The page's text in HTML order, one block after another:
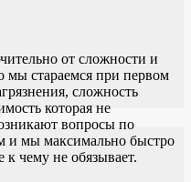
от сложности и
мы стараемся при первом
сложность
которая не
вопросы по
и мы максимально быстро
к чему не обязывает.